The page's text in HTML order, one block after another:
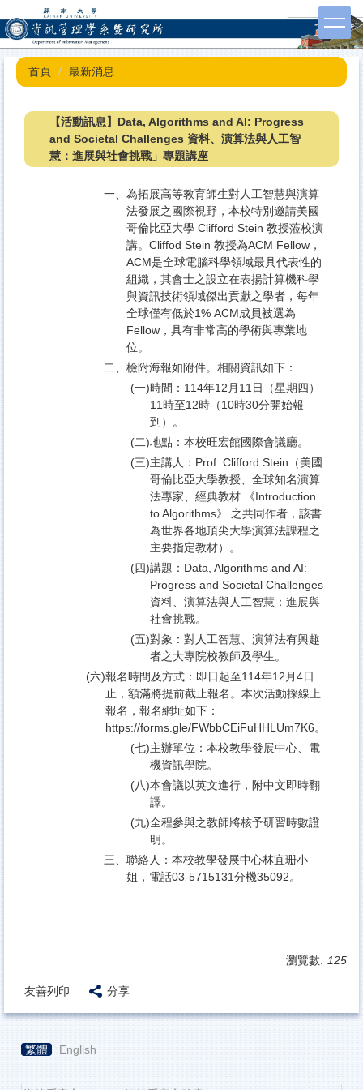
到
主
要
內
首頁 最新消息
【活動訊息】Data, Algorithms and AI: Progress
and Societal Challenges 資料、演算法與人工智
慧：進展與社會挑戰」專題講座
一、 為拓展高等教育師生對人工智慧與演算
法發展之國際視野，本校特別邀請美國
哥倫比亞大學 Clifford Stein 教授蒞校演
講。Cliffod Stein 教授為ACM Fellow，
ACM是全球電腦科學領域最具代表性的
組織，其會士之設立在表揚計算機科學
與資訊技術領域傑出貢獻之學者，每年
全球僅有低於1% ACM成員被選為
Fellow，具有非常高的學術與專業地
位。
二、 檢附海報如附件。相關資訊如下：
(一)時間：114年12月11日（星期四）
11時至12時（10時30分開始報
到）。
(二)地點：本校旺宏館國際會議廳。
(三)主講人：Prof. Clifford Stein（美國
哥倫比亞大學教授、全球知名演算
法專家、經典教材 《Introduction
to Algorithms》 之共同作者，該書
為世界各地頂尖大學演算法課程之
主要指定教材）。
(四)講題：Data, Algorithms and AI:
Progress and Societal Challenges
資料、演算法與人工智慧：進展與
社會挑戰。
(五)對象：對人工智慧、演算法有興趣
者之大專院校教師及學生。
(六)報名時間及方式：即日起至114年12月4日
止，額滿將提前截止報名。本次活動採線上
報名，報名網址如下：
https://forms.gle/FWbbCEiFuHHLUm7K6。
(七)主辦單位：本校教學發展中心、電
機資訊學院。
(八)本會議以英文進行，附中文即時翻
譯。
(九)全程參與之教師將核予研習時數證
明。
三、 聯絡人：本校教學發展中心林宜珊小
姐，電話03-5715131分機35092。
瀏覽數: 125
友善列印 分享
繁體 English